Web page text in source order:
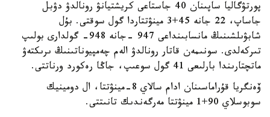
پورتۋگاليا ساپىنان 40 جاستاعى كريشتيانۋ رونالدۋ دۋبل
جاساپ، 22 جانە 45+3 مينۋتتاردا گول سوقتى. بۇل
شابۋىلشىنىڭ مانسابىنداعى 947 -جانە 948- گولدارى بولىپ
تىركەلدى. سونىمەن قاتار رونالدۋ الەم چەمپيوناتىنىڭ ىرىكتەۋ
ماتچتارىندا بارلىعى 41 گول سوعىپ، جاڭا رەكورد ورناتتى.
ۆەنگريا قۇراماسىنان ادام سالاي 8-مينۋتتا، ال دومينيك
سوبوسلاي 90+1 مينۋتتا مەرگەندىك تانىتتى.